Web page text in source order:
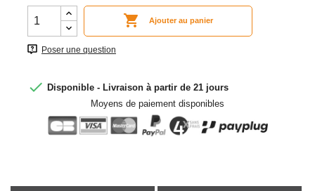
 Ajouter au panier
Poser une question
 Disponible - Livraison à partir de 21 jours
Moyens de paiement disponibles